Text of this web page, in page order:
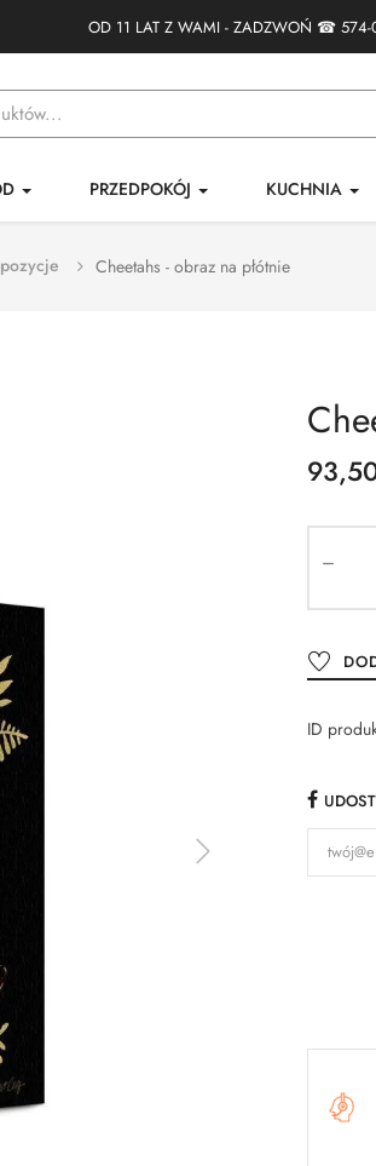
OD 11 LAT Z WAMI - ZADZWOŃ ☎
PRZEDPOKÓJ KUCHNIA
Cheetahs - obraz na płótnie
ID